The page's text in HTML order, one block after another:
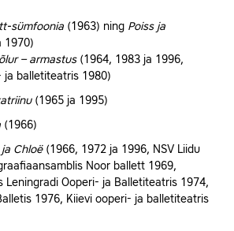
sümfoonia (1963) ning Poiss ja
1970)
– armastus (1964, 1983 ja 1996,
ja balletiteatris 1980)
(1965 ja 1995)
(1966)
Chloë(1966, 1972 ja 1996, NSV Liidu
Noor ballett 1969,
Leningradi Ooperi‑ ja Balletiteatris 1974,
1976, Kiievi ooperi‑ ja balletiteatris